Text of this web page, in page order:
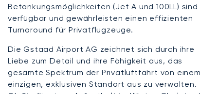
Betankungsmöglichkeiten (Jet A und 100LL) sind
verfügbar und gewährleisten einen effizienten
Turnaround für Privatflugzeuge.
Die Gstaad Airport AG zeichnet sich durch ihre
Liebe zum Detail und ihre Fähigkeit aus, das
gesamte Spektrum der Privatluftfahrt von einem
einzigen, exklusiven Standort aus zu verwalten.